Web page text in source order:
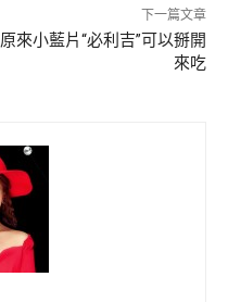
下一篇文章
原來小藍片“必利吉”可以掰開
來吃